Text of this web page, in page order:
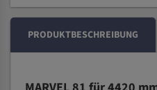
PRODUKTBESCHREIBUNG